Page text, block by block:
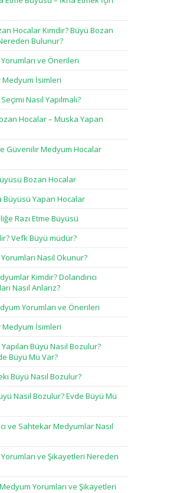
Hocalar Kimdir? Büyü Bozan
Bulunur?
ve Önerileri
İsimleri
Nasıl Yapılmalı?
Hocalar – Muska Yapan
Güvenilir Medyum Hocalar
Bozan Hocalar
Büyüsü Yapan Hocalar
Razı Etme Büyüsü
Vefk Büyü müdür?
Nasıl Okunur?
Kimdir? Dolandırıcı
Nasıl Anlarız?
Yorumları ve Önerileri
İsimleri
Büyü Nasıl Bozulur?
Büyü Mü Var?
Büyü Nasıl Bozulur?
Nasıl Bozulur? Evde Büyü Mü
ve Sahtekar Medyumlar Nasıl
ve Şikayetleri Nereden
Yorumları ve Şikayetleri